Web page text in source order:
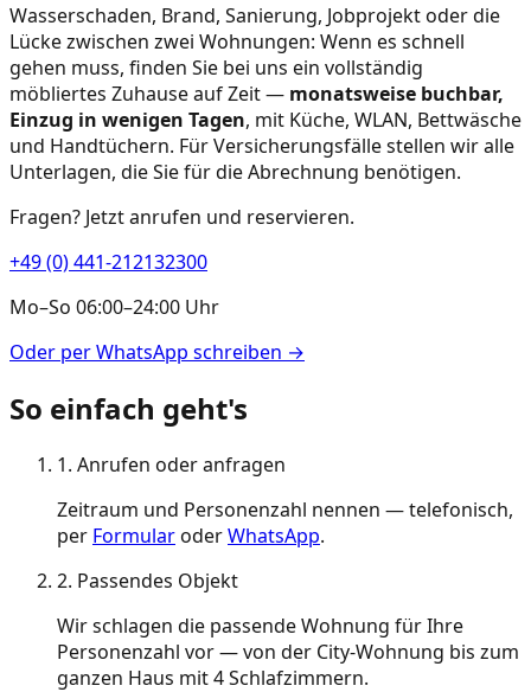
Wasserschaden, Brand, Sanierung, Jobprojekt oder die
Lücke zwischen zwei Wohnungen: Wenn es schnell
gehen muss, finden Sie bei uns ein vollständig
möbliertes Zuhause auf Zeit — monatsweise buchbar,
Einzug in wenigen Tagen, mit Küche, WLAN, Bettwäsche
und Handtüchern. Für Versicherungsfälle stellen wir alle
Unterlagen, die Sie für die Abrechnung benötigen.
Fragen? Jetzt anrufen und reservieren.
+49 (0) 441-212132300
Mo–So 06:00–24:00 Uhr
Oder per WhatsApp schreiben →
So einfach geht's
1. Anrufen oder anfragen
Zeitraum und Personenzahl nennen — telefonisch,
per FormularoderWhatsApp.
2. Passendes Objekt
Wir schlagen die passende Wohnung für Ihre
Personenzahl vor — von der City-Wohnung bis zum
ganzen Haus mit 4 Schlafzimmern.